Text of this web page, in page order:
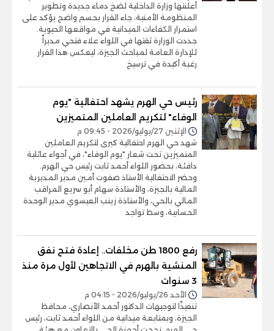
أعلنتها وزارة الداخلية لضخ دماء جديدة وتطوير
المنظومة الأمنية، جاء القرار بحسم واضح يؤكد على
استمرار الكفاءات الميدانية في مواقعها الحيوية.
جددت الوزارة ثقتها في اللواء علاء فتحي مديراً
للإدارة العامة لمباحث الجيزة، ليعكس هذا القرار
رغبة أكيدة في ترسيخ
رئيس حي الهرم يشهد احتفالية "يوم
الوفاء" لتكريم العاملين المتميزين
الإثنين 27/يوليو/2026 - 09:45 م
شهد حي الهرم احتفالية كبرى لتكريم العاملين
المتميزين تحت شعار "يوم الوفاء"، في أجواء عائلية
دافئة، بحضور اللواء أحمد ثابت رئيس حي الهرم.
وحضر الاحتفالية الأستاذ صفوت أمين مدير المديرية
المالية بالجيزة، والأستاذة سهام أبو سريع المراقب
المالي بالحي، والأستاذة زينب العيسوي مدير الوحدة
الحسابية، وسط تواجد
رفع 1800 طن مخلفات.. إعادة فتح نفق
المنشية بالهرم في الاتجاهين لأول مرة منذ
3 سنوات
الأحد 26/يوليو/2026 - 04:15 م
تنفيذًا لتوجيهات الدكتور أحمد الأنصاري، محافظ
الجيزة، وبمتابعة ميدانية من اللواء أحمد ثابت، رئيس